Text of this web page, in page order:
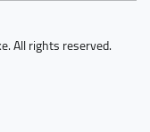
All rights reserved.